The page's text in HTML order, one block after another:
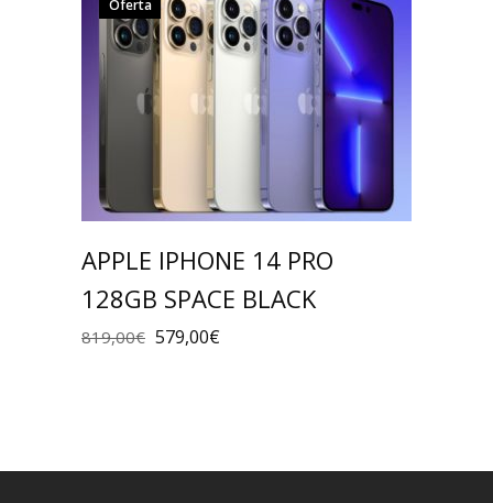
Oferta
APPLE IPHONE 14 PRO
128GB SPACE BLACK
819,00€ 579,00€